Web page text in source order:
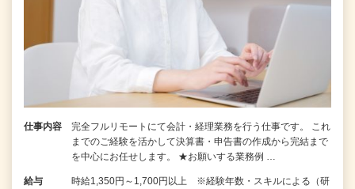
仕事内容
完全フルリモートにて会計・経理業務を行う仕事です。 これ
までのご経験を活かして決算書・申告書の作成から完結まで
を中⼼にお任せします。 ★お願いする業務例 …
給与
時給1,350円～1,700円以上 ※経験年数・スキルによる（研